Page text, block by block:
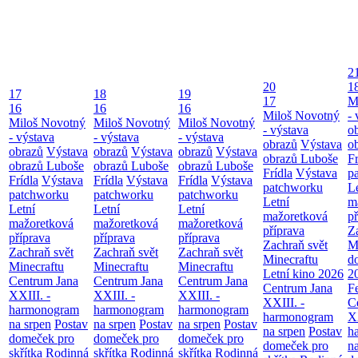
17
16
Miloš Novotný
- výstava
obrazů Výstava
obrazů Luboše
Frídla Výstava
patchworku
Letní
mažoretková
příprava
Zachraň svět
Minecraftu
Centrum Jana
XXIII. -
harmonogram
na srpen Postav
domeček pro
skřítka Rodinná
18
16
Miloš Novotný
- výstava
obrazů Výstava
obrazů Luboše
Frídla Výstava
patchworku
Letní
mažoretková
příprava
Zachraň svět
Minecraftu
Centrum Jana
XXIII. -
harmonogram
na srpen Postav
domeček pro
skřítka Rodinná
19
16
Miloš Novotný
- výstava
obrazů Výstava
obrazů Luboše
Frídla Výstava
patchworku
Letní
mažoretková
příprava
Zachraň svět
Minecraftu
Centrum Jana
XXIII. -
harmonogram
na srpen Postav
domeček pro
skřítka Rodinná
20
17
Miloš Novotný
- výstava
obrazů Výstava
obrazů Luboše
Frídla Výstava
patchworku
Letní
mažoretková
příprava
Zachraň svět
Minecraftu
Letní kino 2026
Centrum Jana
XXIII. -
harmonogram
na srpen Postav
domeček pro
-